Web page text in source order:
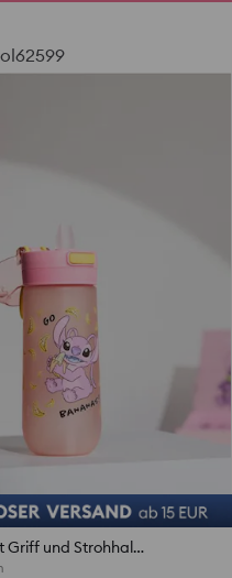
62599
Trinkflasche mit Griff und Strohhalm Lilo & Stitch